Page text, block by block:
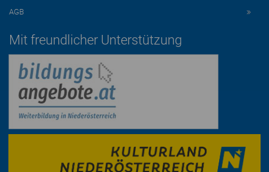
AGB
Mit freundlicher Unterstützung